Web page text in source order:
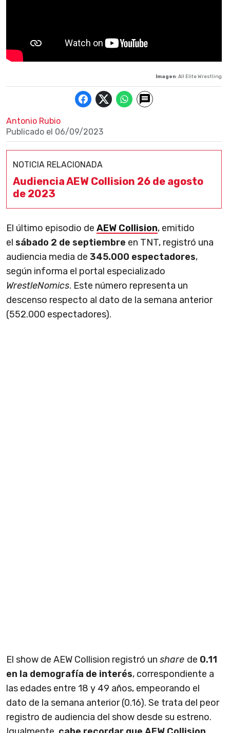
Imagen: All Elite Wrestling
Antonio Rubio
Publicado el 06/09/2023
NOTICIA RELACIONADA
Audiencia AEW Collision 26 de agosto
de 2023
El último episodio de AEW Collision, emitido
el sábado 2 de septiembre en TNT, registró una
audiencia media de 345.000 espectadores,
según informa el portal especializado
WrestleNomics. Este número representa un
descenso respecto al dato de la semana anterior
(552.000 espectadores).
El show de AEW Collision registró un share de 0.11
en la demografía de interés, correspondiente a
las edades entre 18 y 49 años, empeorando el
dato de la semana anterior (0.16). Se trata del peor
registro de audiencia del show desde su estreno.